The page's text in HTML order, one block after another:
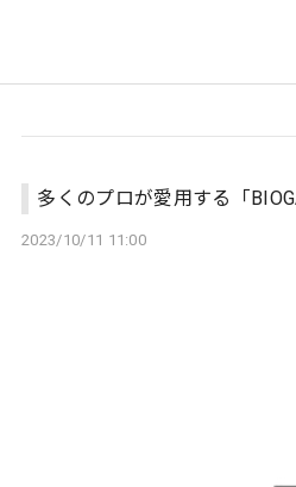
多くのプロが愛用する「
2023/10/11 11:00